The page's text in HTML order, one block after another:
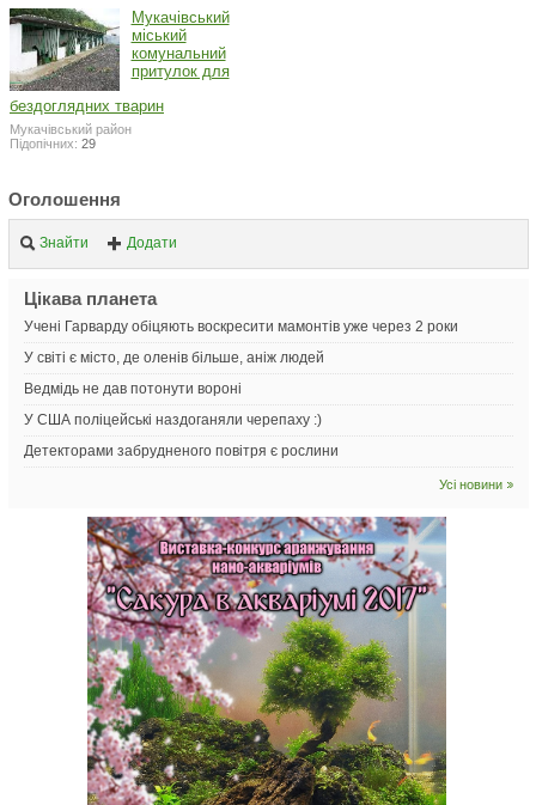
Мукачівський
міський
комунальний
притулок для
бездоглядних тварин
Мукачівський район
Підопічних: 29
Оголошення
Знайти Додати
Цікава планета
Учені Гарварду обіцяють воскресити мамонтів уже через 2 роки
У світі є місто, де оленів більше, аніж людей
Ведмідь не дав потонути вороні
У США поліцейські наздоганяли черепаху :)
Детекторами забрудненого повітря є рослини
Усі новини